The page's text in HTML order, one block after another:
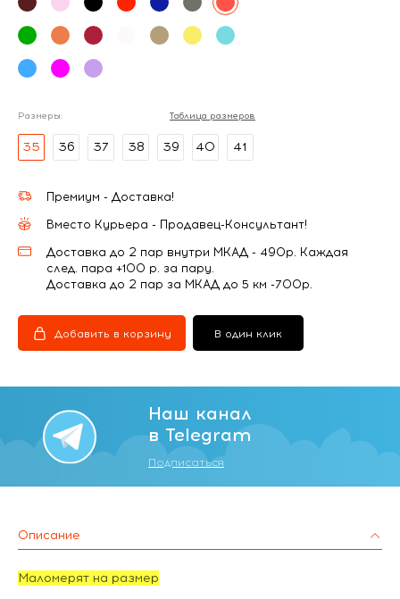
Размеры: Таблица размеров
35 36 37 38 39 40 41
Премиум - Доставка!
Вместо Курьера - Продавец-Консультант!
Доставка до 2 пар внутри МКАД - 490р. Каждая
след. пара +100 р. за пару.
Доставка до 2 пар за МКАД до 5 км -700р.
Добавить в корзину В один клик
Наш канал
в Telegram
Подписаться
Описание
Маломерят на размер